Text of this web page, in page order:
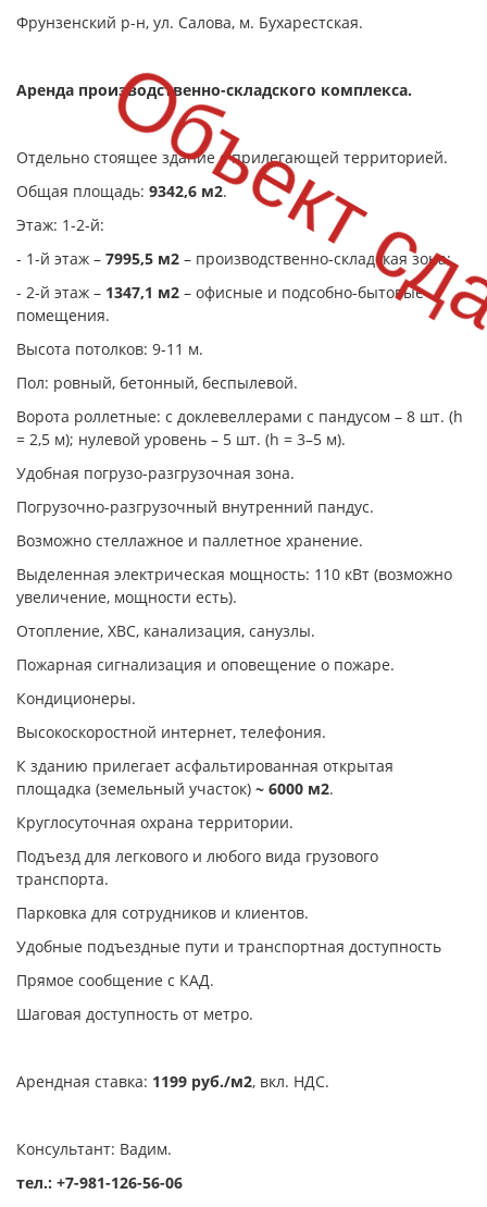
Объект
Фрунзенский р-н, ул. Салова, м. Бухарестская.
Аренда производственно-складского комплекса.
Отдельно стоящее здание с прилегающей территорией.
Общая площадь: 9342,6 м2.
Этаж: 1-2-й:
- 1-й этаж – 7995,5 м2 – производственно-складская зона;
- 2-й этаж – 1347,1 м2 – офисные и подсобно-бытовые
помещения.
Высота потолков: 9-11 м.
Пол: ровный, бетонный, беспылевой.
Ворота роллетные: с доклевеллерами с пандусом – 8 шт. (h
= 2,5 м); нулевой уровень – 5 шт. (h = 3–5 м).
Удобная погрузо-разгрузочная зона.
Погрузочно-разгрузочный внутренний пандус.
Возможно стеллажное и паллетное хранение.
Выделенная электрическая мощность: 110 кВт (возможно
увеличение, мощности есть).
Отопление, ХВС, канализация, санузлы.
Пожарная сигнализация и оповещение о пожаре.
Кондиционеры.
Высокоскоростной интернет, телефония.
К зданию прилегает асфальтированная открытая
площадка (земельный участок) ~ 6000 м2.
Круглосуточная охрана территории.
Подъезд для легкового и любого вида грузового
транспорта.
Парковка для сотрудников и клиентов.
Удобные подъездные пути и транспортная доступность
Прямое сообщение с КАД.
Шаговая доступность от метро.
Арендная ставка: 1199 руб./м2, вкл. НДС.
Консультант: Вадим.
тел.: +7-981-126-56-06